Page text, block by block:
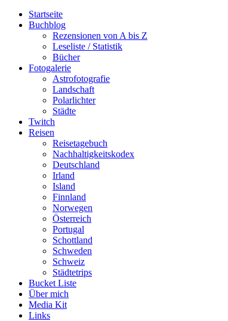
Startseite
Buchblog
Rezensionen von A bis Z
Leseliste / Statistik
Bücher
Fotogalerie
Astrofotografie
Landschaft
Polarlichter
Städte
Twitch
Reisen
Reisetagebuch
Nachhaltigkeitskodex
Deutschland
Irland
Island
Finnland
Norwegen
Österreich
Portugal
Schottland
Schweden
Schweiz
Städtetrips
Bucket Liste
Über mich
Media Kit
Links